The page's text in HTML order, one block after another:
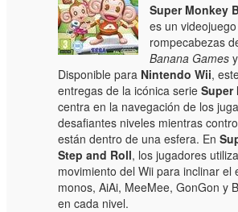
Super Monkey
es un
rompecabezas
Banana Games
Disponible para Nintendo Wii,
entregas de la icónica serieSuper
centra en la navegación de los
desafiantes niveles mientras
están dentro de una esfera. En
Step and Roll, los jugadores
movimiento del Wii para inclinar el
monos, AiAi, MeeMee, GonGon y
en cada nivel.